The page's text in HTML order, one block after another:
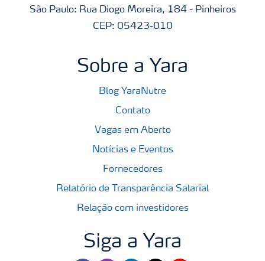
São Paulo: Rua Diogo Moreira, 184 - Pinheiros
CEP: 05423-010
Sobre a Yara
Blog YaraNutre
Contato
Vagas em Aberto
Notícias e Eventos
Fornecedores
Relatório de Transparência Salarial
Relação com investidores
Siga a Yara